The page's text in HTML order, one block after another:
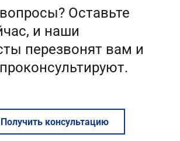
Оставьте
и наши
перезвонят вам и
Получить консультацию